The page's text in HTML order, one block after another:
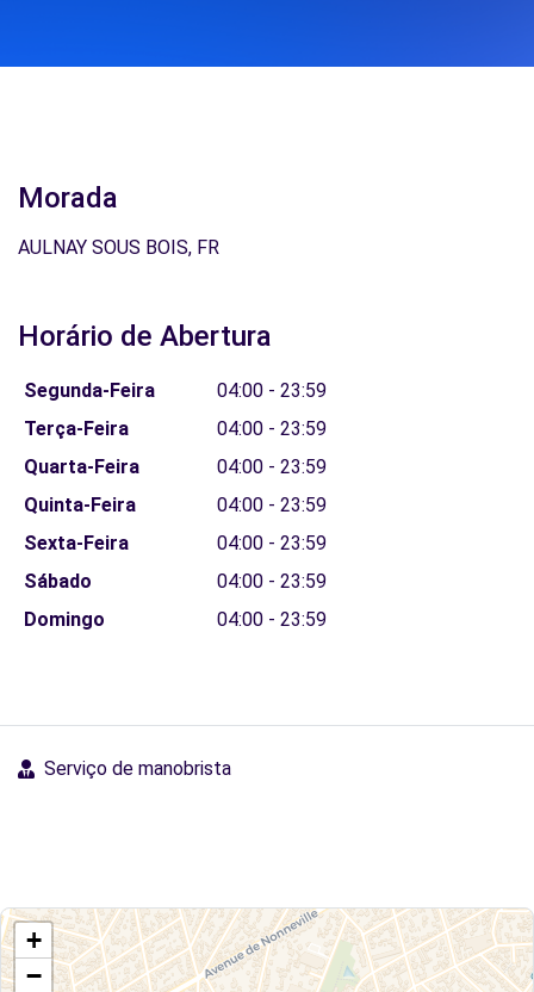
Morada
AULNAY SOUS BOIS, FR
Horário de Abertura
Segunda-Feira
04:00 - 23:59
Terça-Feira
04:00 - 23:59
Quarta-Feira
04:00 - 23:59
Quinta-Feira
04:00 - 23:59
Sexta-Feira
04:00 - 23:59
Sábado
04:00 - 23:59
Domingo
04:00 - 23:59
Serviço de manobrista
+
−